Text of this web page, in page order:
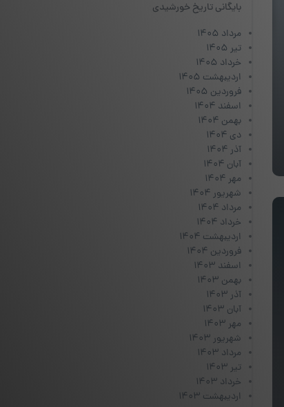
بایگانی تاریخ خورشیدی
مرداد ۱۴۰۵
تیر ۱۴۰۵
خرداد ۱۴۰۵
اردیبهشت ۱۴۰۵
فروردین ۱۴۰۵
اسفند ۱۴۰۴
بهمن ۱۴۰۴
دی ۱۴۰۴
آذر ۱۴۰۴
آبان ۱۴۰۴
مهر ۱۴۰۴
شهریور ۱۴۰۴
مرداد ۱۴۰۴
خرداد ۱۴۰۴
اردیبهشت ۱۴۰۴
فروردین ۱۴۰۴
اسفند ۱۴۰۳
بهمن ۱۴۰۳
آذر ۱۴۰۳
آبان ۱۴۰۳
مهر ۱۴۰۳
شهریور ۱۴۰۳
مرداد ۱۴۰۳
تیر ۱۴۰۳
خرداد ۱۴۰۳
اردیبهشت ۱۴۰۳